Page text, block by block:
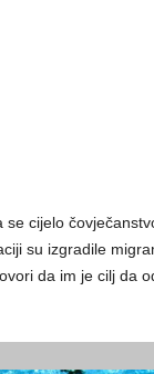
se cijelo
su izgradile
da im je cilj da